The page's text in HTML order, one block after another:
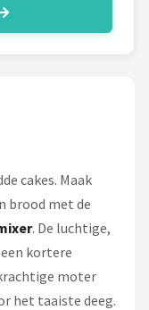
cakes. Maak
brood met de
. De luchtige,
kortere
moter
het taaiste deeg.